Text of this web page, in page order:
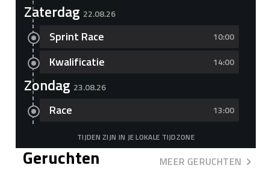
Zaterdag 22.08.26
Sprint Race 10:00
Kwalificatie 14:00
Zondag 23.08.26
Race 13:00
TIJDEN ZIJN IN JE LOKALE TIJDZONE
Geruchten
MEER GERUCHTEN